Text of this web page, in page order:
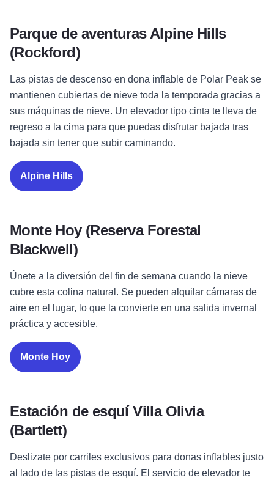
Parque de aventuras Alpine Hills
(Rockford)
Las pistas de descenso en dona inflable de Polar Peak se
mantienen cubiertas de nieve toda la temporada gracias a
sus máquinas de nieve. Un elevador tipo cinta te lleva de
regreso a la cima para que puedas disfrutar bajada tras
bajada sin tener que subir caminando.
Alpine Hills
Monte Hoy (Reserva Forestal
Blackwell)
Únete a la diversión del fin de semana cuando la nieve
cubre esta colina natural. Se pueden alquilar cámaras de
aire en el lugar, lo que la convierte en una salida invernal
práctica y accesible.
Monte Hoy
Estación de esquí Villa Olivia
(Bartlett)
Deslizate por carriles exclusivos para donas inflables justo
al lado de las pistas de esquí. El servicio de elevador te